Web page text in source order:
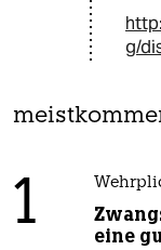
g/
1
eine